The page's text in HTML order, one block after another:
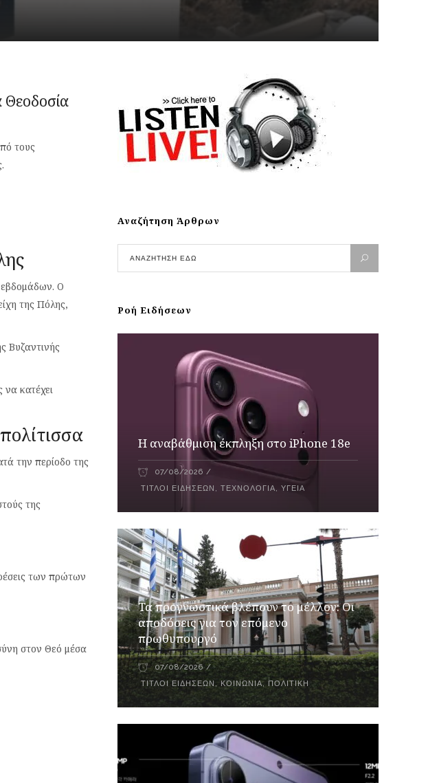
Θεοδοσία
τους
Ο
της Πόλης,
Βυζαντινής
κατέχει
την περίοδο της
της
των πρώτων
στον Θεό μέσα
Αναζήτηση Άρθρων
Ροή Ειδήσεων
Η αναβάθμιση έκπληξη στο iPhone 18e
07/08/2026
ΤΊΤΛΟΙ ΕΙΔΉΣΕΩΝ ,ΤΕΧΝΟΛΟΓΊΑ,ΥΓΕΊΑ
Τα προγνωστικά βλέπουν το μέλλον: Οι
αποδόσεις για τον επόμενο
πρωθυπουργό
07/08/2026
ΤΊΤΛΟΙ ΕΙΔΉΣΕΩΝ , ΚΟΙΝΩΝΊΑ, ΠΟΛΙΤΙΚΉ